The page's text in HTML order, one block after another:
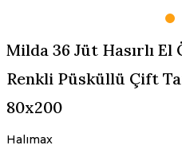
Milda 36 Jüt Hasırlı
Renkli Püsküllü Çift
80x200
Halımax